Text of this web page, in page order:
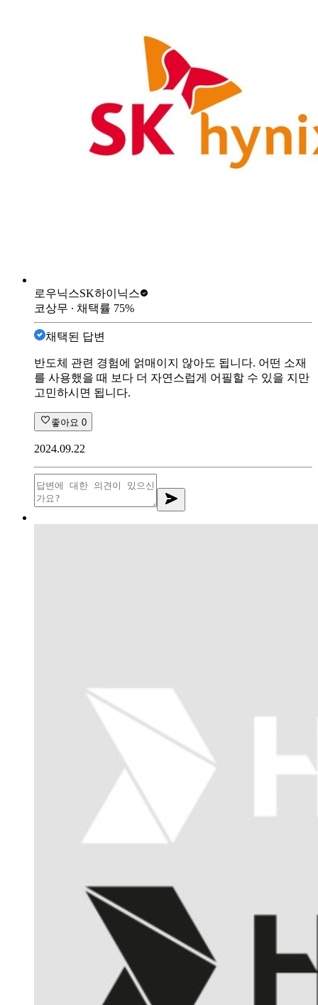
로우닉스SK하이닉스
코상무 ∙ 채택률 75%
채택된 답변
반도체 관련 경험에 얽매이지 않아도 됩니다. 어떤 소재
를 사용했을 때 보다 더 자연스럽게 어필할 수 있을 지만
고민하시면 됩니다.
좋아요 0
2024.09.22